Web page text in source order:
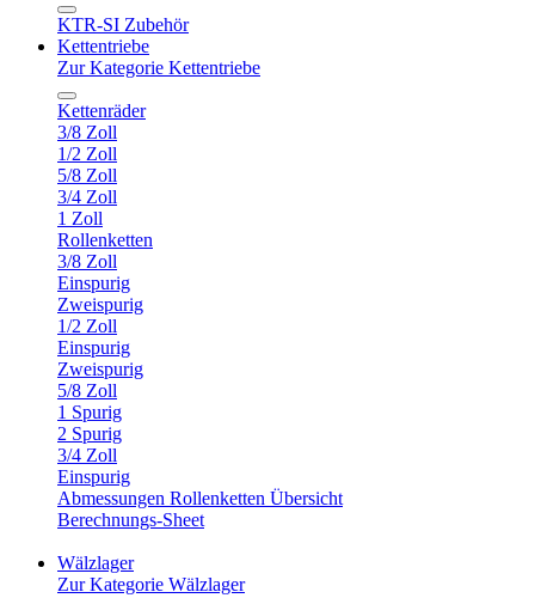
KTR-SI Zubehör
Kettentriebe
Zur Kategorie Kettentriebe
Kettenräder
3/8 Zoll
1/2 Zoll
5/8 Zoll
3/4 Zoll
1 Zoll
Rollenketten
3/8 Zoll
Einspurig
Zweispurig
1/2 Zoll
Einspurig
Zweispurig
5/8 Zoll
1 Spurig
2 Spurig
3/4 Zoll
Einspurig
Abmessungen Rollenketten Übersicht
Berechnungs-Sheet
Wälzlager
Zur Kategorie Wälzlager